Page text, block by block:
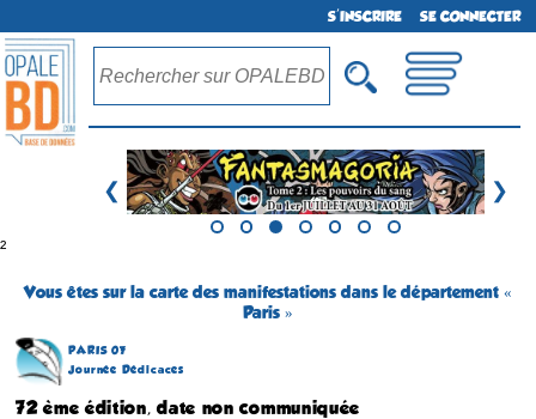
S'INSCRIRE SE CONNECTER
❮ ❯
²
Vous êtes sur la carte des manifestations dans le département «
Paris »
PARIS 07
Journée Dédicaces
72 ème édition, date non communiquée